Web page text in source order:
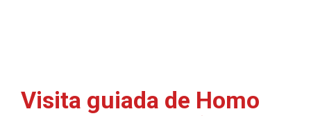
Visita guiada de Homo